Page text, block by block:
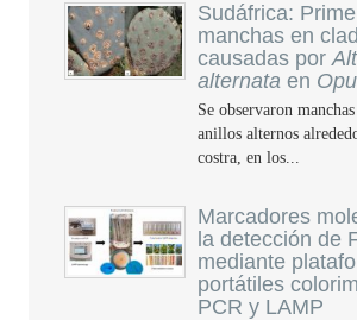
Sudáfrica:
manchas en
causadas por
alternata en
Se observaron
anillos alternos
costra, en los...
Marcadores
la detección de
mediante
portátiles
PCR y LAMP